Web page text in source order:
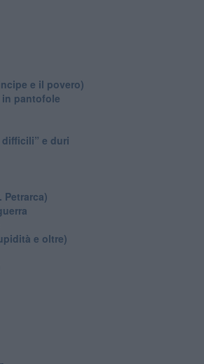
e il povero)
in pantofole
difficili” e duri
Petrarca)
e oltre)